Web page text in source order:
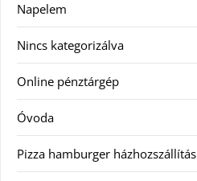
Napelem
Nincs kategorizálva
Online pénztárgép
Óvoda
Pizza hamburger házhozszállítás